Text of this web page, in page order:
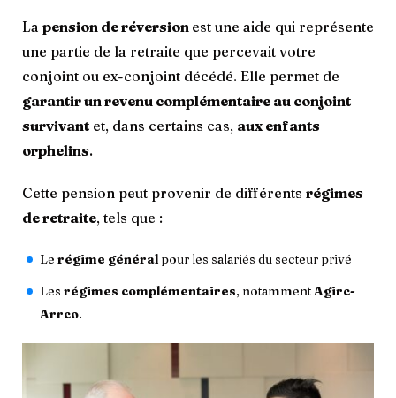
La pension de réversion est une aide qui représente
une partie de la retraite que percevait votre
conjoint ou ex-conjoint décédé. Elle permet de
garantir un revenu complémentaire au conjoint
survivant et, dans certains cas, aux enfants
orphelins.
Cette pension peut provenir de différents régimes
de retraite, tels que :
Le régime général pour les salariés du secteur privé
Les régimes complémentaires, notammentAgirc-
Arrco.